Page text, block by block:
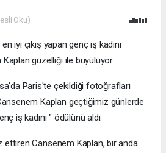
Oku)
iyi çıkış yapan genç iş kadını
güzelliği ile büyülüyor.
Paris'te çekildiği fotoğrafları
Kaplan geçtiğimiz günlerde
iş kadını " ödülünü aldı.
ettiren Cansenem Kaplan, bir anda